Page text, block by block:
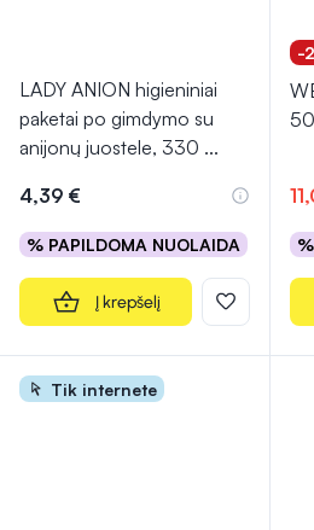
LADY ANION higieniniai
paketai po gimdymo su
anijonų juostele, 330 ...
4,39 €
% PAPILDOMA NUOLAIDA
Į krepšelį
-
Tik internete